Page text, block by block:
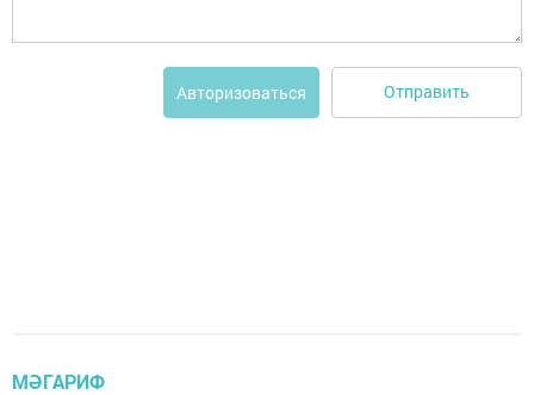
Авторизоваться Отправить
МӘГАРИФ